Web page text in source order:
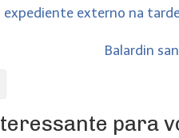
expediente externo na
Balardin
para